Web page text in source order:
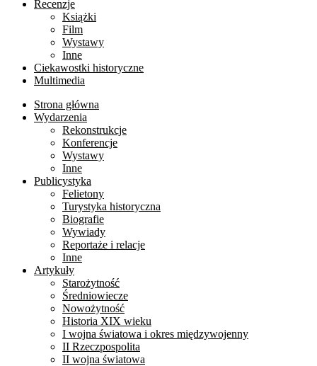
Recenzje
Książki
Film
Wystawy
Inne
Ciekawostki historyczne
Multimedia
Strona główna
Wydarzenia
Rekonstrukcje
Konferencje
Wystawy
Inne
Publicystyka
Felietony
Turystyka historyczna
Biografie
Wywiady
Reportaże i relacje
Inne
Artykuły
Starożytność
Średniowiecze
Nowożytność
Historia XIX wieku
I wojna światowa i okres międzywojenny
II Rzeczpospolita
II wojna światowa